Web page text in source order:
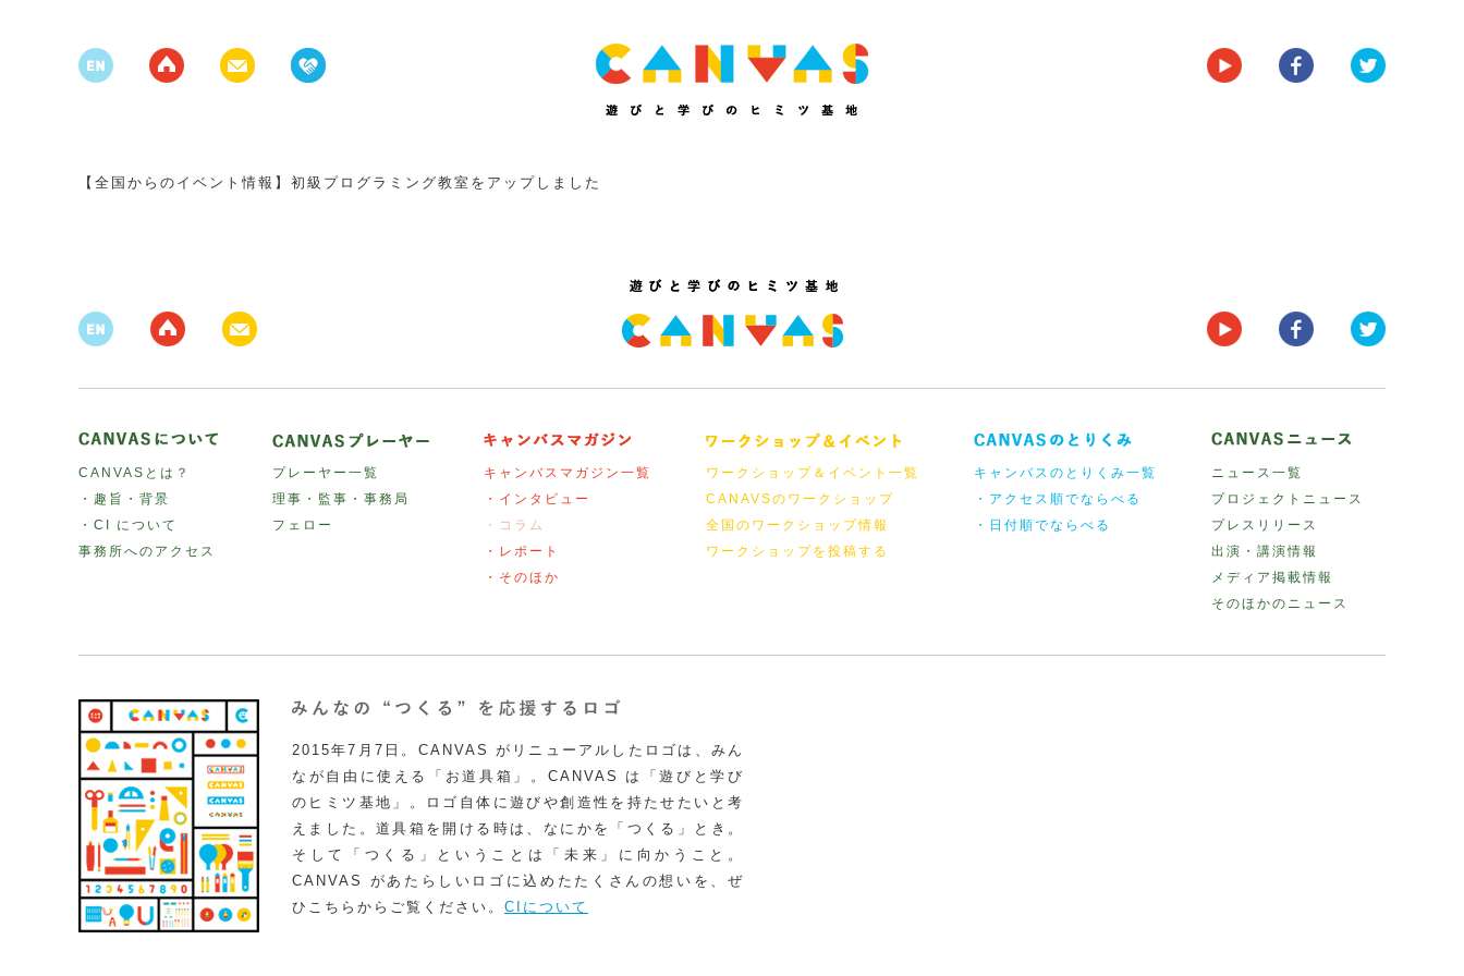
【全国からのイベント情報】初級プログラミング教室をアップしました
CANVASとは？
・趣旨・背景
・CI について
事務所へのアクセス
プレーヤー一覧
理事・監事・事務局
フェロー
キャンバスマガジン一覧
・インタビュー
・コラム
・レポート
・そのほか
ワークショップ＆イベント一覧
CANAVSのワークショップ
全国のワークショップ情報
ワークショップを投稿する
キャンバスのとりくみ一覧
・アクセス順でならべる
・日付順でならべる
ニュース一覧
プロジェクトニュース
プレスリリース
出演・講演情報
メディア掲載情報
そのほかのニュース
2015年7月7日。CANVAS がリニューアルしたロゴは、みん
なが自由に使える「お道具箱」。CANVAS は「遊びと学び
のヒミツ基地」。ロゴ自体に遊びや創造性を持たせたいと考
えました。道具箱を開ける時は、なにかを「つくる」とき。
そして「つくる」ということは「未来」に向かうこと。
CANVAS があたらしいロゴに込めたたくさんの想いを、ぜ
ひこちらからご覧ください。 CIについて